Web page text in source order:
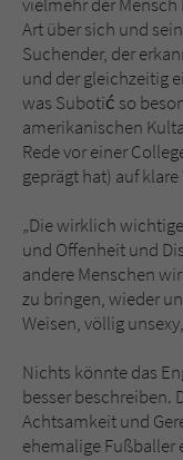
Art über sich und
Suchender, der
und der gleichzeitig
was Subotić so
amerikanischen
Rede vor einer
geprägt hat) auf klare
„Die wirklich
und Offenheit und
andere Menschen
zu bringen, wieder
Weisen, völlig
Nichts könnte das
besser beschreiben.
Achtsamkeit und
ehemalige Fußballer